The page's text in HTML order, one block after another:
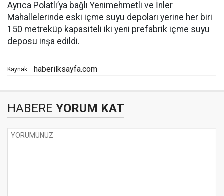
Ayrıca Polatlı’ya bağlı Yenimehmetli ve İnler
Mahallelerinde eski içme suyu depoları yerine her biri
150 metreküp kapasiteli iki yeni prefabrik içme suyu
deposu inşa edildi.
Kaynak: haberilksayfa.com
HABERE YORUM KAT